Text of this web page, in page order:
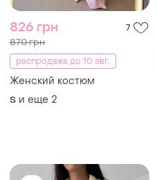
826 грн 7
870 грн
распродажа до 10 авг.
Женский костюм
S и еще 2